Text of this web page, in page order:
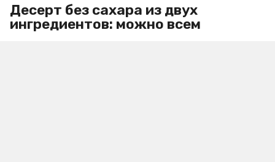
Десерт без сахара из двух
ингредиентов: можно всем